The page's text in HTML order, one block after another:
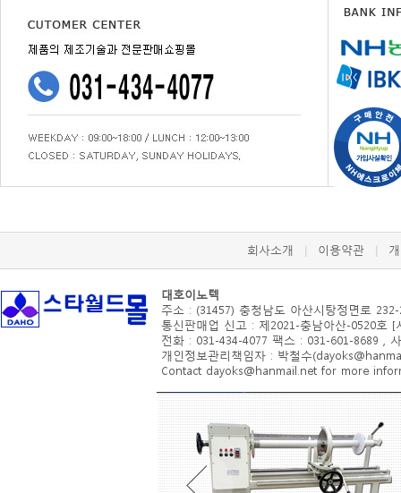
회사소개 이용약관
대호이노텍
주소 : (31457) 충청남도 아산시탕정면로
통신판매업 신고 : 제2021-충남아산-0520호
전화 : 031-434-4077 팩스 : 031-601-8689 ,
개인정보관리책임자 : 박철수
Contact dayoks@hanmail.net for more